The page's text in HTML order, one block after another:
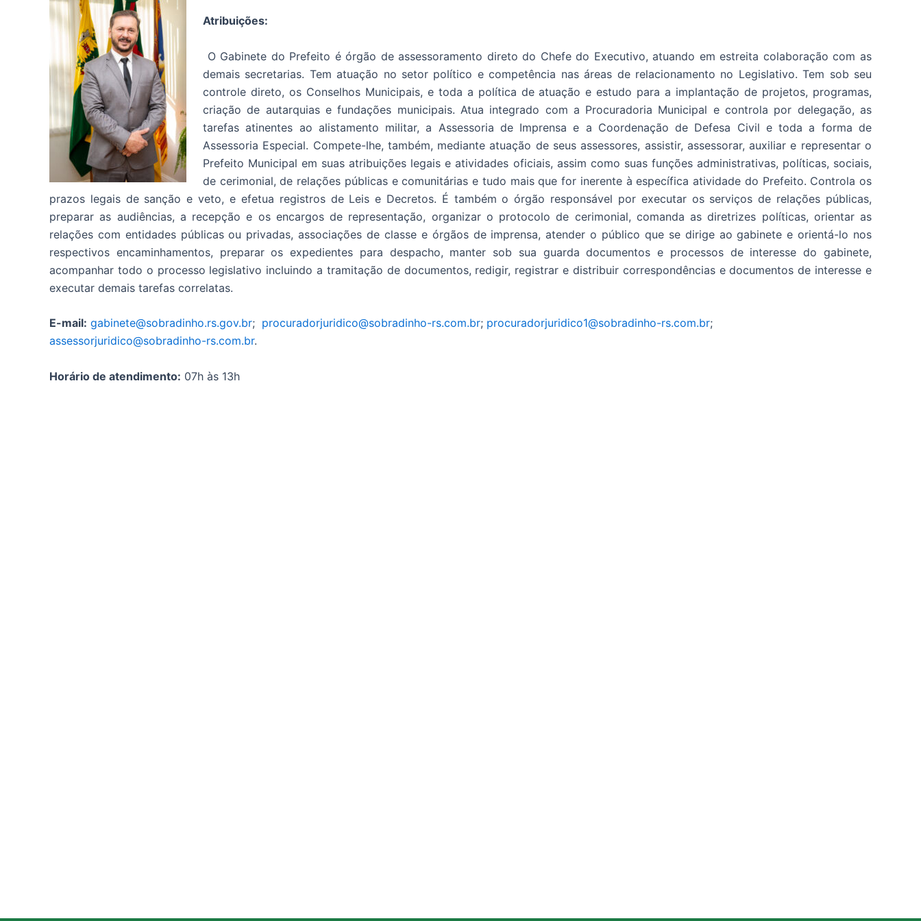
Atribuições:
O Gabinete do Prefeito é órgão de assessoramento direto do Chefe do Executivo, atuando em estreita colaboração com as
demais secretarias. Tem atuação no setor político e competência nas áreas de relacionamento no Legislativo. Tem sob seu
controle direto, os Conselhos Municipais, e toda a política de atuação e estudo para a implantação de projetos, programas,
criação de autarquias e fundações municipais. Atua integrado com a Procuradoria Municipal e controla por delegação, as
tarefas atinentes ao alistamento militar, a Assessoria de Imprensa e a Coordenação de Defesa Civil e toda a forma de
Assessoria Especial. Compete-lhe, também, mediante atuação de seus assessores, assistir, assessorar, auxiliar e representar o
Prefeito Municipal em suas atribuições legais e atividades oficiais, assim como suas funções administrativas, políticas, sociais,
de cerimonial, de relações públicas e comunitárias e tudo mais que for inerente à específica atividade do Prefeito. Controla os
prazos legais de sanção e veto, e efetua registros de Leis e Decretos. É também o órgão responsável por executar os serviços de relações públicas,
preparar as audiências, a recepção e os encargos de representação, organizar o protocolo de cerimonial, comanda as diretrizes políticas, orientar as
relações com entidades públicas ou privadas, associações de classe e órgãos de imprensa, atender o público que se dirige ao gabinete e orientá-lo nos
respectivos encaminhamentos, preparar os expedientes para despacho, manter sob sua guarda documentos e processos de interesse do gabinete,
acompanhar todo o processo legislativo incluindo a tramitação de documentos, redigir, registrar e distribuir correspondências e documentos de interesse e
executar demais tarefas correlatas.
E-mail: gabinete@sobradinho.rs.gov.br; procuradorjuridico@sobradinho-rs.com.br; procuradorjuridico1@sobradinho-rs.com.br;
assessorjuridico@sobradinho-rs.com.br.
Horário de atendimento: 07h às 13h